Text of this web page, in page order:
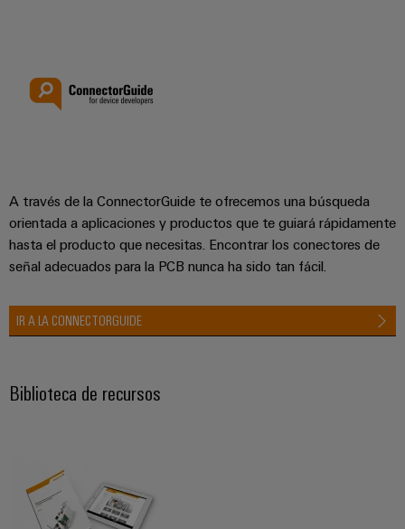
A través de la ConnectorGuide te ofrecemos una búsqueda
orientada a aplicaciones y productos que te guiará rápidamente
hasta el producto que necesitas. Encontrar los conectores de
señal adecuados para la PCB nunca ha sido tan fácil.
IR A LA CONNECTORGUIDE
Biblioteca de recursos